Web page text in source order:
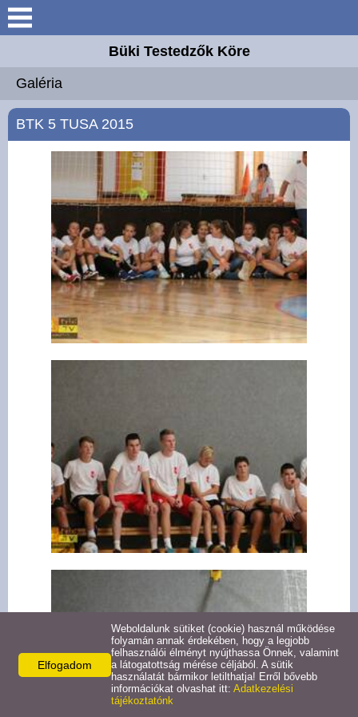
Keresés
Elérhetőségek
Szakosztályok
Támogatóink
Galéria
Elnyert pályázataink
Büki Testedzők Köre
Galéria
BTK 5 TUSA 2015
Elfogadom
Weboldalunk sütiket (cookie) használ működése
folyamán annak érdekében, hogy a legjobb
felhasználói élményt nyújthassa Önnek, valamint
a látogatottság mérése céljából. A sütik
használatát bármikor letilthatja! Erről bővebb
információkat olvashat itt: Adatkezelési
tájékoztatónk